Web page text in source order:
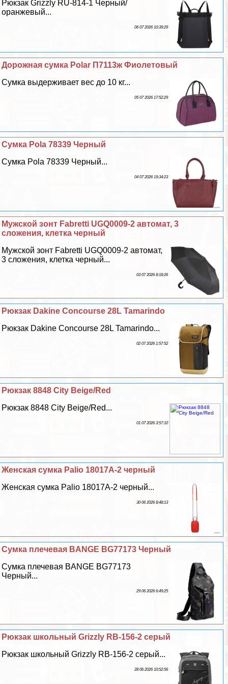
Рюкзак Grizzly RU-814-1 Черный/
оранжевый...
06 07 2026 10:39:29
Дорожная сумка Polar П7113ж Фиолетовый
Сумка выдерживает вес до 10 кг...
05 07 2026 17:52:29
Сумка Pola 78339 Черный
Сумка Pola 78339 Черный...
04 07 2026 19:34:23
Мужской зонт Fabretti UGQ0009-2 автомат, 3
сложения, клетка черный
Мужской зонт Fabretti UGQ0009-2 автомат,
3 сложения, клетка черный...
03 07 2026 8:18:26
Рюкзак Dakine Concourse 28L Tamarindo
Рюкзак Dakine Concourse 28L Tamarindo...
02 07 2026 1:57:52
Рюкзак 8848 City Beige/Red
Рюкзак 8848 City Beige/Red...
01 07 2026 3:57:10
Женская сумка Palio 18017A-2 черный
Женская сумка Palio 18017A-2 черный...
30 06 2026 8:48:13
Сумка плечевая BANGE BG77173 Черный
Сумка плечевая BANGE BG77173
Черный...
29 06 2026 6:49:25
Рюкзак школьный Grizzly RB-156-2 серый
Рюкзак школьный Grizzly RB-156-2 серый...
28 06 2026 10:52:56